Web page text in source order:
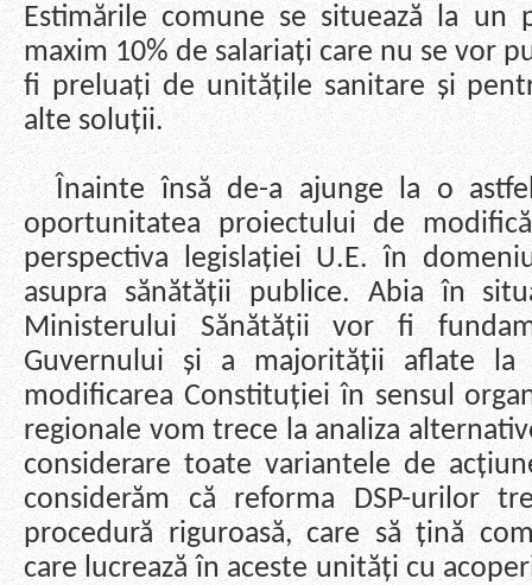
Estimările comune se situează la
maxim 10% de salariați care nu se vor
fi preluați de unitățile sanitare și
alte soluții.
Înainte însă de-a ajunge la o
oportunitatea proiectului de
perspectiva legislației U.E. în
asupra sănătății publice. Abia în
Ministerului Sănătății vor fi
Guvernului și a majorității aflate
modificarea Constituției în sensul
regionale vom trece la analiza
considerare toate variantele de
considerăm că reforma DSP-urilor
procedură riguroasă, care să țină
care lucrează în aceste unități cu